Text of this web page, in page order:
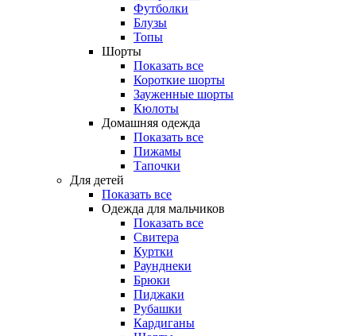
Футболки
Блузы
Топы
Шорты
Показать все
Короткие шорты
Зауженные шорты
Кюлоты
Домашняя одежда
Показать все
Пижамы
Тапочки
Для детей
Показать все
Одежда для мальчиков
Показать все
Свитера
Куртки
Раунднеки
Брюки
Пиджаки
Рубашки
Кардиганы